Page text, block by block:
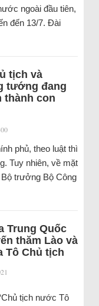
ngoài đầu tiên,
đến 13/7. Đài
tịch và
tướng đang
thành con
phủ, theo luật thì
Tuy nhiên, về mặt
trưởng Bộ Công
Trung Quốc
thăm Lào và
Tô Chủ tịch
tịch nước Tô